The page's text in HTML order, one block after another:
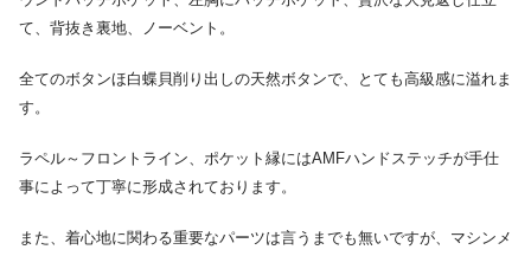
て、背抜き裏地、ノーベント。
全てのボタンほ白蝶貝削り出しの天然ボタンで、とても高級感に溢れま
す。
ラペル～フロントライン、ポケット縁にはAMFハンドステッチが手仕
事によって丁寧に形成されております。
また、着心地に関わる重要なパーツは言うまでも無いですが、マシンメ